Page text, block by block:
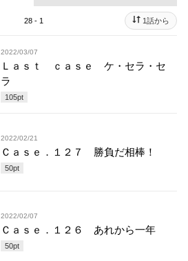
28 - 1 1話から
2022/03/07
Ｌａｓｔ ｃａｓｅ ケ・セラ・セ
ラ
105pt
2022/02/21
Ｃａｓｅ．１２７ 勝負だ相棒！
50pt
2022/02/07
Ｃａｓｅ．１２６ あれから一年
50pt